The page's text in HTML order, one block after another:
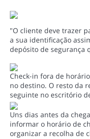
"O cliente deve trazer
a sua identificação
depósito de segurança
Check-in fora de
no destino. O resto da
seguinte no escritório
Uns dias antes da
informar o horário de
organizar a recolha de